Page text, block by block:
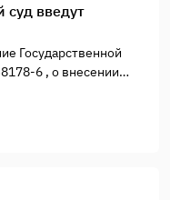
введут
Государственной
6 , о внесении
кодекс РФ.